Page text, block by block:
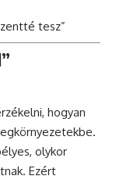
tesz”
hogyan
olykor
Ezért